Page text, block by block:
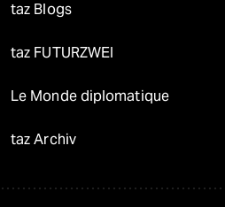
taz Blogs
taz FUTURZWEI
Le Monde diplomatique
taz Archiv